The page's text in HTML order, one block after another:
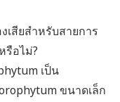
เสียสำหรับสายการ
รือไม่?
เป็น
ขนาดเล็ก